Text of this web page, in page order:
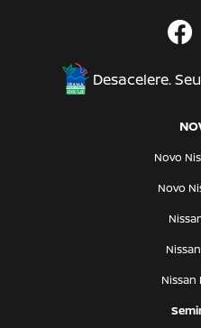
Desacelere.
Novo
Novo